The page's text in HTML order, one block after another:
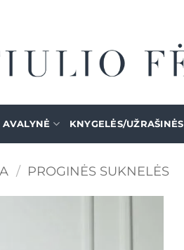
AVALYNĖ KNYGELĖS/UŽRAŠINĖS
/ PROGINĖS SUKNELĖS